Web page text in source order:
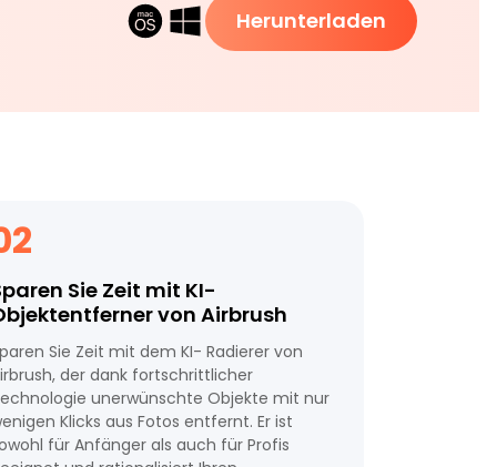
Herunterladen
Sie Zeit mit KI-
von Airbrush
Sie Zeit mit dem KI- Radierer von
der dank fortschrittlicher
unerwünschte Objekte mit nur
Klicks aus Fotos entfernt. Er ist
für Anfänger als auch für Profis